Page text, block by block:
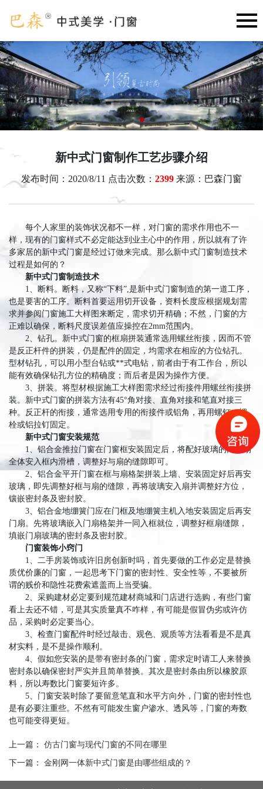
新中式门窗制作工艺步骤介绍
发布时间：2020/8/11 点击次数： 2399 来源：巴森门窗
每个人家里的装饰状况都不一样，对门窗的需求作用也不一
样，现有的门窗样式不必定能达到业主心中的作用，所以就有了许
多家居的新中式门窗是经过订做来完成。那么新中式门窗制造技术
过程是如何的？
新中式门窗制造技术
1、断料。断料，又称“下料”,是新中式门窗制造的第一道工序，
也是要害的工序。断料首要运用切开设备，资料长度应根据规划需
求并参阅门窗施工大样图来断定，需求切开精确；不然，门窗的方
正难以确保，断料尺度误差值应操控在2mm范围内。
2、钻孔。新中式门窗的框扇拼装通常选用螺丝衔接，因而不管
是反正杆件的拼装，仍是配件的固定，均需求在相应的方位钻孔。
型材钻孔，可以用小型台钻或**式电钻，前者由于有工作台，所以
能有效确保钻孔方位的精确度；而后者是因为操作方便。
3、拼装。将型材根据施工大样图需求经过衔接件用螺丝衔接拼
装。新中式门窗的拼装方法有45°角对接、直角对接和笔直对接三
种。反正杆的衔接，通常选用专用的衔接件或铝角，再用螺钉、螺
栓或铝拉钉固定。
新中式门窗安装规范
1、铝合金推拉门窗在门窗框安装固定后，将配好玻璃的门窗扇
全体安入框内滑槽，调整好与扇的缝隙即可。
2、铝合金平开门窗在框与扇格架拼装上墙、安装固定好后再安
玻璃，即先调整好框与扇的缝隙，再将玻璃安入扇并调整好方位，
镶嵌密封条及密封胶。
3、铝合金地绷簧门应在门框及地绷簧主机入地安装固定后再安
门扇。先将玻璃嵌入门扇格架并一同入框就位，调整好框扇缝隙，
填嵌门扇玻璃的密封条及密封胶。
门窗装饰小窍门
1、二手房装饰或许旧房创新时吗，首先要做的工作必定是替换
质优价廉的门窗，一起思考下门窗的密封性、安全性等，不要被所
谓的贱价和隐性花费索遮盖而上当受骗。
2、采购建材必定要到规范建材商城和门店进行选购，有些门窗
看上去还不错，可是其实质量真不咋样，有可能是假冒伪劣或许仿
品，采购时必定要当心。
3、检查门窗配件时经过敲击、观色、观质等方法看看是不是真
材实料，是不是操作顺利。
4、假如您安装的是带有密封条的门窗，需求定时请工人来替换
密封条以确保密封严实并且简单替换。其次是密封条由所以橡胶原
料，所以寿数比门窗要短许多。
5、门窗安装时除了要留意笔直和水平方向外，门窗的密封性也
是有必要注重些。不然有可能发生窗户渗水、透风等，门窗的寿数
也可能变得更短。
上一篇： 仿古门窗与现代门窗的不同在哪里
下一篇： 金刚网一体新中式门窗是由哪些组成的？